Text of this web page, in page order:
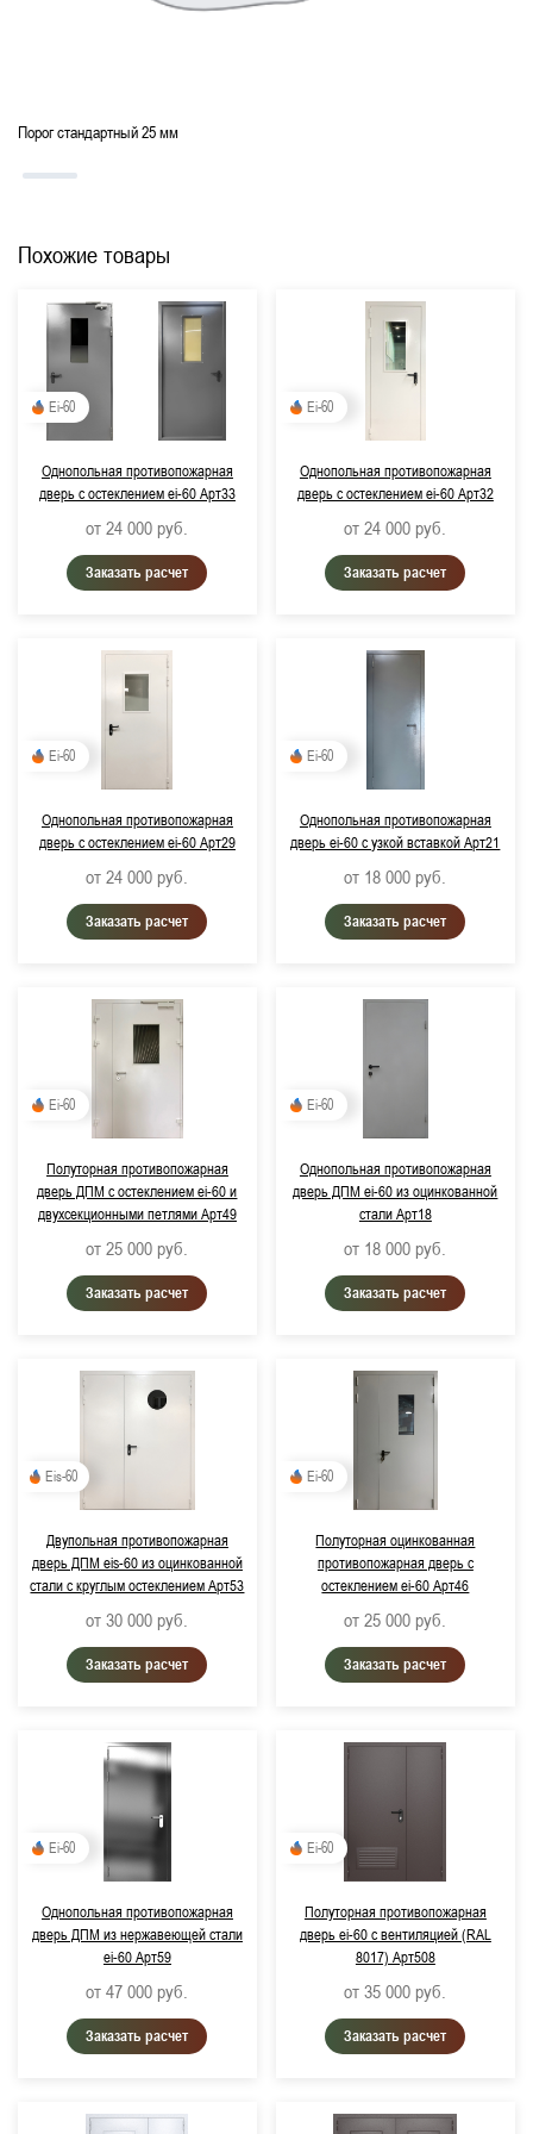
Порог стандартный 25 мм
Похожие товары
Ei-60
Однопольная противопожарная
дверь с остеклением ei-60 Арт33
от 24 000 руб.
Заказать расчет
Ei-60
Однопольная противопожарная
дверь с остеклением ei-60 Арт32
от 24 000 руб.
Заказать расчет
Ei-60
Однопольная противопожарная
дверь с остеклением ei-60 Арт29
от 24 000 руб.
Заказать расчет
Ei-60
Однопольная противопожарная
дверь ei-60 с узкой вставкой Арт21
от 18 000 руб.
Заказать расчет
Ei-60
Полуторная противопожарная
дверь ДПМ с остеклением ei-60 и
двухсекционными петлями Арт49
от 25 000 руб.
Заказать расчет
Ei-60
Однопольная противопожарная
дверь ДПМ ei-60 из оцинкованной
стали Арт18
от 18 000 руб.
Заказать расчет
Eis-60
Двупольная противопожарная
дверь ДПМ eis-60 из оцинкованной
стали с круглым остеклением Арт53
от 30 000 руб.
Заказать расчет
Ei-60
Полуторная оцинкованная
противопожарная дверь с
остеклением ei-60 Арт46
от 25 000 руб.
Заказать расчет
Ei-60
Однопольная противопожарная
дверь ДПМ из нержавеющей стали
ei-60 Арт59
от 47 000 руб.
Заказать расчет
Ei-60
Полуторная противопожарная
дверь ei-60 с вентиляцией (RAL
8017) Арт508
от 35 000 руб.
Заказать расчет